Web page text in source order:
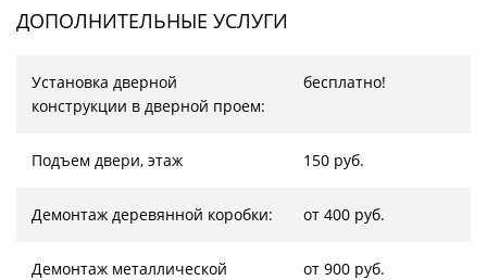
ДОПОЛНИТЕЛЬНЫЕ УСЛУГИ
Установка дверной
конструкции в дверной проем:
бесплатно!
Подъем двери, этаж 150 руб.
Демонтаж деревянной коробки: от 400 руб.
Демонтаж металлической
от 900 руб.